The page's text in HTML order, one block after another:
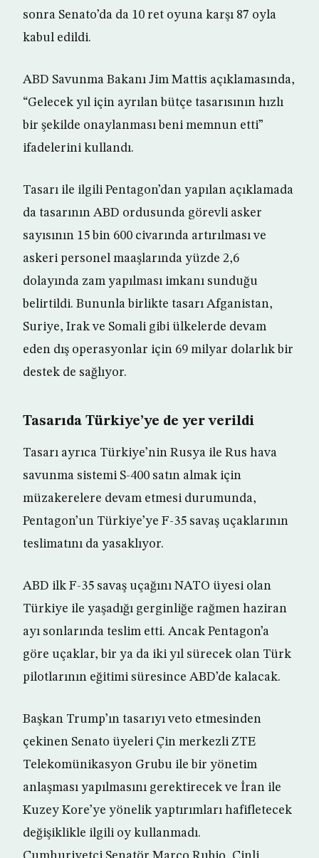
sonra Senato’da da 10 ret oyuna karşı 87 oyla
kabul edildi.
ABD Savunma Bakanı Jim Mattis açıklamasında,
“Gelecek yıl için ayrılan bütçe tasarısının hızlı
bir şekilde onaylanması beni memnun etti”
ifadelerini kullandı.
Tasarı ile ilgili Pentagon’dan yapılan açıklamada
da tasarının ABD ordusunda görevli asker
sayısının 15 bin 600 civarında artırılması ve
askeri personel maaşlarında yüzde 2,6
dolayında zam yapılması imkanı sunduğu
belirtildi. Bununla birlikte tasarı Afganistan,
Suriye, Irak ve Somali gibi ülkelerde devam
eden dış operasyonlar için 69 milyar dolarlık bir
destek de sağlıyor.
Tasarıda Türkiye’ye de yer verildi
Tasarı ayrıca Türkiye’nin Rusya ile Rus hava
savunma sistemi S-400 satın almak için
müzakerelere devam etmesi durumunda,
Pentagon’un Türkiye’ye F-35 savaş uçaklarının
teslimatını da yasaklıyor.
ABD ilk F-35 savaş uçağını NATO üyesi olan
Türkiye ile yaşadığı gerginliğe rağmen haziran
ayı sonlarında teslim etti. Ancak Pentagon’a
göre uçaklar, bir ya da iki yıl sürecek olan Türk
pilotlarının eğitimi süresince ABD’de kalacak.
Başkan Trump’ın tasarıyı veto etmesinden
çekinen Senato üyeleri Çin merkezli ZTE
Telekomünikasyon Grubu ile bir yönetim
anlaşması yapılmasını gerektirecek ve İran ile
Kuzey Kore’ye yönelik yaptırımları hafifletecek
değişiklikle ilgili oy kullanmadı.